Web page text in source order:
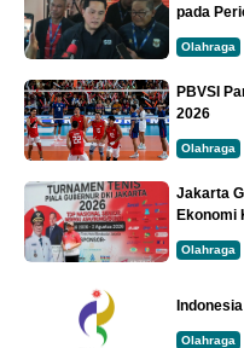
pada
Olahraga
PBVSI
2026
Olahraga
Jakarta
Ekonomi
Olahraga
Olahraga